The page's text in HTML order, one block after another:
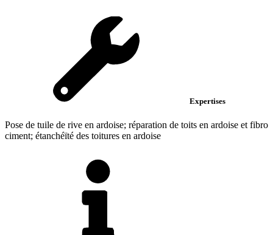
Expertises
Pose de tuile de rive en ardoise; réparation de toits en ardoise et fibro
ciment; étanchéïté des toitures en ardoise